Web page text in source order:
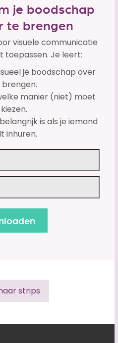
je boodschap
te brengen
visuele communicatie
toepassen. Je leert:
je boodschap over
manier (niet) moet
kiezen.
is als je iemand
inhuren.
strips